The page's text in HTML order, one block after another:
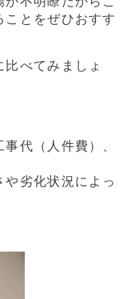
とをぜひおすす
べてみましょ
代（人件費）、
劣化状況によっ